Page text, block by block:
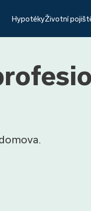
HypotékyŽivotní